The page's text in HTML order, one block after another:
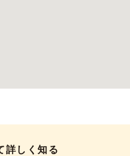
詳しく知る